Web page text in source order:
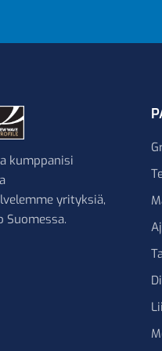
kumppanisi
yrityksiä,
Suomessa.